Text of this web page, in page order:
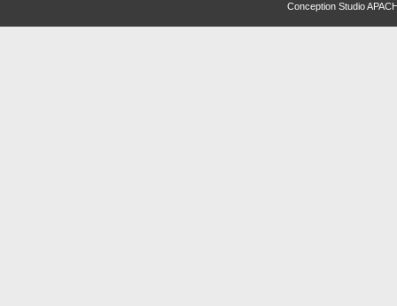
Conception Studio